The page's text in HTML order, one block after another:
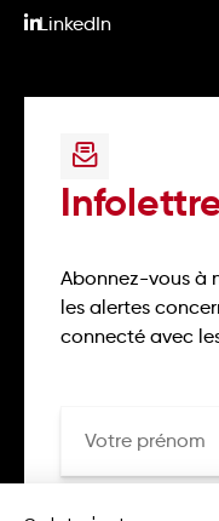
LinkedIn
Abonnez-vous à
les alertes
connecté avec